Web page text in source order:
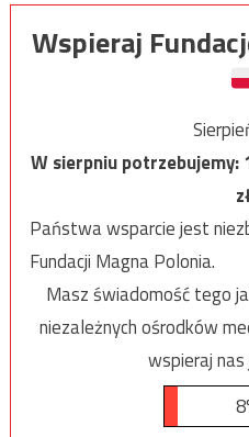
Wspieraj
W sierpniu potrzebujemy:
Państwa wsparcie jest
Fundacji Magna Polonia.
Masz świadomość tego
niezależnych ośrodków
wspieraj